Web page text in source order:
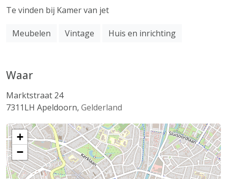
Te vinden bij Kamer van jet
Meubelen Vintage Huis en inrichting
Waar
Marktstraat 24
7311LH Apeldoorn, Gelderland
+
−